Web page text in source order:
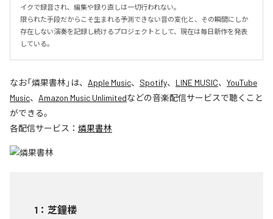
イクで録音され、編集や録り直しは一切行われない。
限られた手段だからこそ生まれる予測できない音の変化と、その瞬間にしか
存在しない演奏を記録し続けるプロジェクトとして、現在は毎日新作を発表
している。
なお「燐果書林 」は、 Apple Music、 Spotify、 LINE MUSIC、 YouTube
Music、 Amazon Music Unlimitedなどの音楽配信サービスで聴くこと
ができる。
各配信サービス： 燐果書林
1 ： 芝鐘楼